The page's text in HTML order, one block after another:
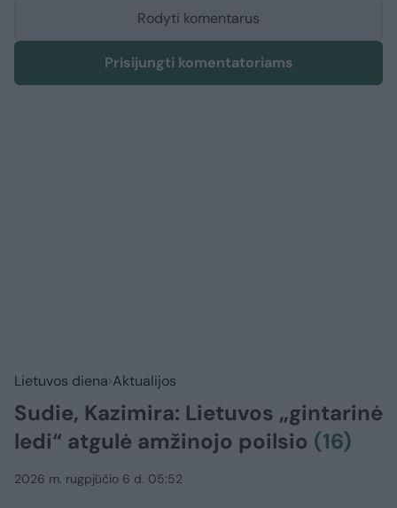
Rodyti komentarus
Prisijungti komentatoriams
Lietuvos diena Aktualijos
Sudie, Kazimira: Lietuvos „gintarinė
ledi“ atgulė amžinojo poilsio (16)
2026 m. rugpjūčio 6 d. 05:52